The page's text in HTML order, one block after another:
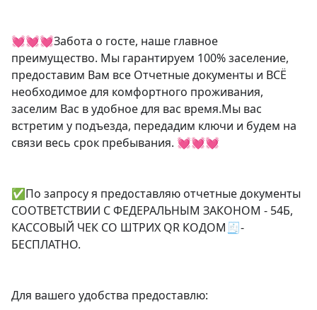
💓💓💓Забота о госте, наше главное
преимущество. Мы гарантируем 100% заселение,
предоставим Вам все Отчетные документы и ВСЁ
необходимое для комфортного проживания,
заселим Вас в удобное для вас время.Мы вас
встретим у подъезда, передадим ключи и будем на
связи весь срок пребывания. 💓💓💓
✅По запросу я предоставляю отчетные документы
СООТВЕТСТВИИ С ФЕДЕРАЛЬНЫМ ЗАКОНОМ - 54Б,
КАССОВЫЙ ЧЕК СО ШТРИХ QR КОДОМ🧾-
БЕСПЛАТНО.
Для вашего удобства предоставлю: